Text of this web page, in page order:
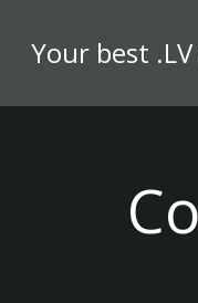
Your best